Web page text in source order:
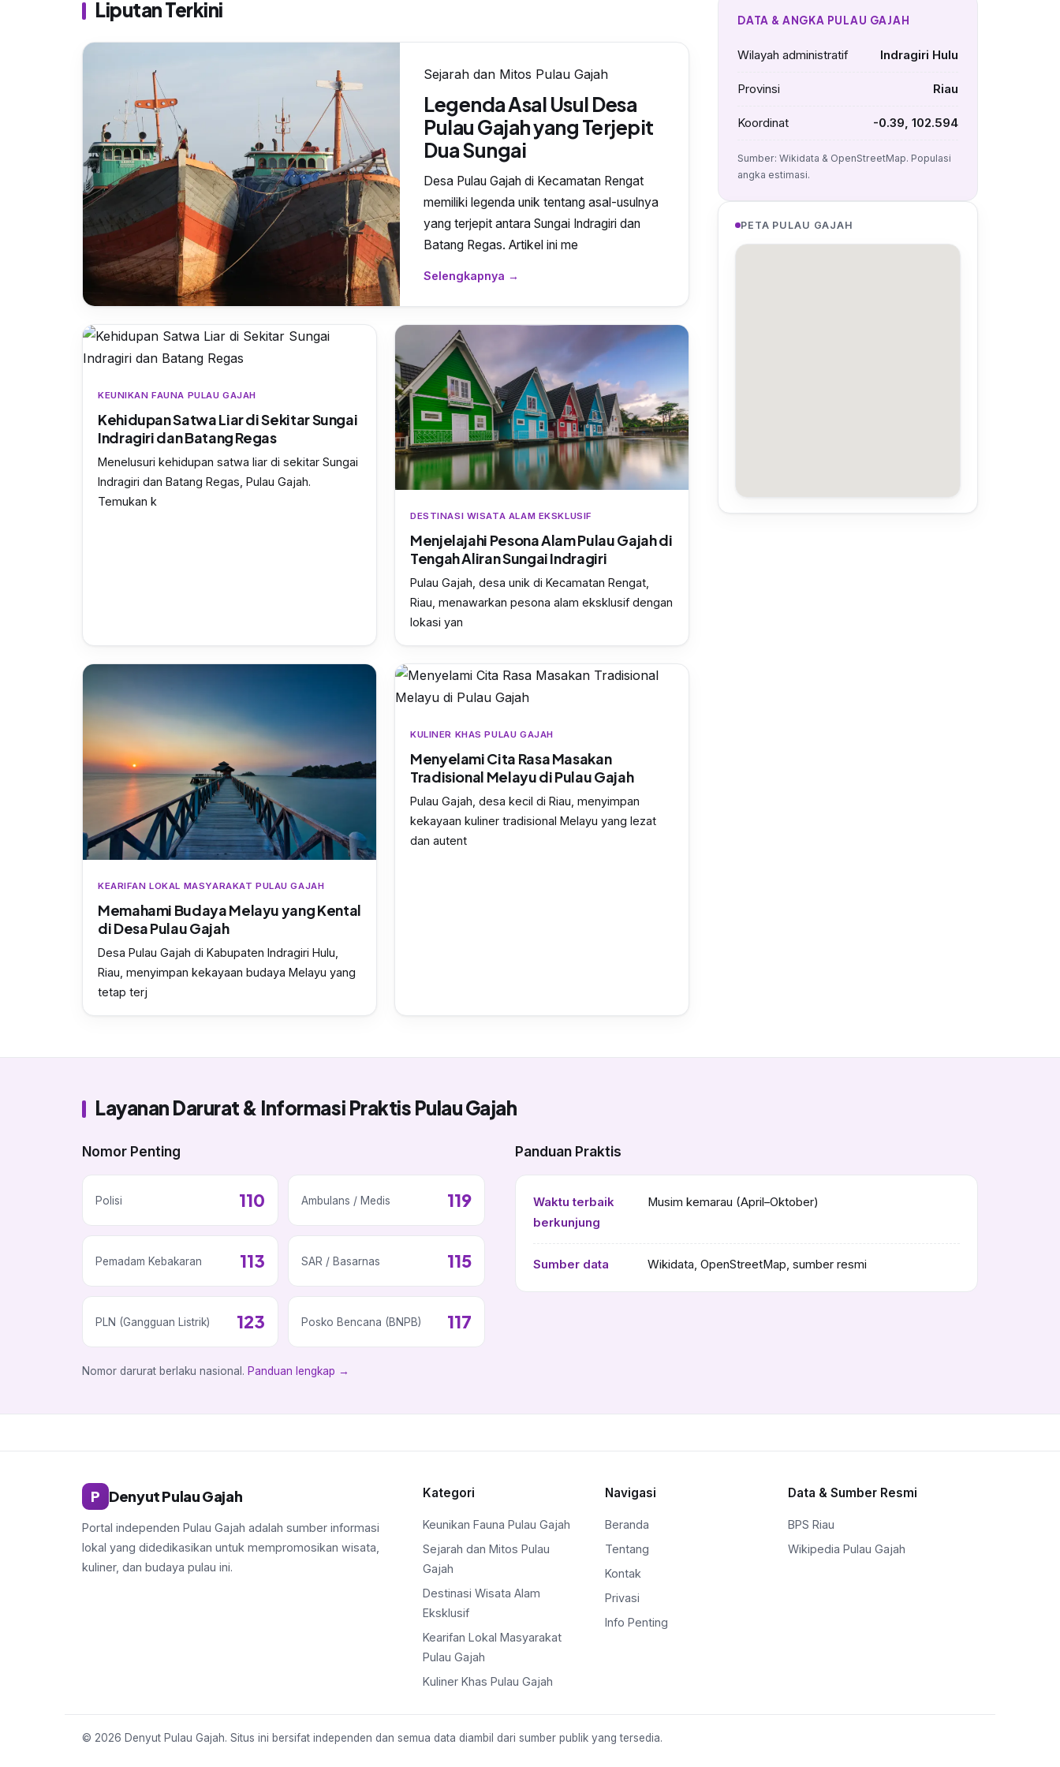
Liputan Terkini
Sejarah dan Mitos Pulau Gajah
Legenda Asal Usul Desa
Pulau Gajah yang Terjepit
Dua Sungai
Desa Pulau Gajah di Kecamatan Rengat
memiliki legenda unik tentang asal-usulnya
yang terjepit antara Sungai Indragiri dan
Batang Regas. Artikel ini me
Selengkapnya →
KEUNIKAN FAUNA PULAU GAJAH
Kehidupan Satwa Liar di Sekitar Sungai
Indragiri dan Batang Regas
Menelusuri kehidupan satwa liar di sekitar Sungai
Indragiri dan Batang Regas, Pulau Gajah.
Temukan k
DESTINASI WISATA ALAM EKSKLUSIF
Menjelajahi Pesona Alam Pulau Gajah di
Tengah Aliran Sungai Indragiri
Pulau Gajah, desa unik di Kecamatan Rengat,
Riau, menawarkan pesona alam eksklusif dengan
lokasi yan
KEARIFAN LOKAL MASYARAKAT PULAU GAJAH
Memahami Budaya Melayu yang Kental
di Desa Pulau Gajah
Desa Pulau Gajah di Kabupaten Indragiri Hulu,
Riau, menyimpan kekayaan budaya Melayu yang
tetap terj
KULINER KHAS PULAU GAJAH
Menyelami Cita Rasa Masakan
Tradisional Melayu di Pulau Gajah
Pulau Gajah, desa kecil di Riau, menyimpan
kekayaan kuliner tradisional Melayu yang lezat
dan autent
DATA & ANGKA PULAU GAJAH
Wilayah administratif Indragiri Hulu
Provinsi Riau
Koordinat -0.39, 102.594
Sumber: Wikidata & OpenStreetMap. Populasi
angka estimasi.
PETA PULAU GAJAH
Layanan Darurat & Informasi Praktis Pulau Gajah
Nomor Penting
Polisi 110 Ambulans / Medis 119
Pemadam Kebakaran 113 SAR / Basarnas 115
PLN (Gangguan Listrik) 123 Posko Bencana (BNPB) 117
Panduan Praktis
Waktu terbaik
berkunjung
Musim kemarau (April–Oktober)
Sumber data Wikidata, OpenStreetMap, sumber resmi
Nomor darurat berlaku nasional. Panduan lengkap →
P Denyut Pulau Gajah
Portal independen Pulau Gajah adalah sumber informasi
lokal yang didedikasikan untuk mempromosikan wisata,
kuliner, dan budaya pulau ini.
Kategori
Keunikan Fauna Pulau Gajah
Sejarah dan Mitos Pulau
Gajah
Destinasi Wisata Alam
Eksklusif
Kearifan Lokal Masyarakat
Pulau Gajah
Kuliner Khas Pulau Gajah
Navigasi
Beranda
Tentang
Kontak
Privasi
Info Penting
Data & Sumber Resmi
BPS Riau
Wikipedia Pulau Gajah
© 2026 Denyut Pulau Gajah. Situs ini bersifat independen dan semua data diambil dari sumber publik yang tersedia.